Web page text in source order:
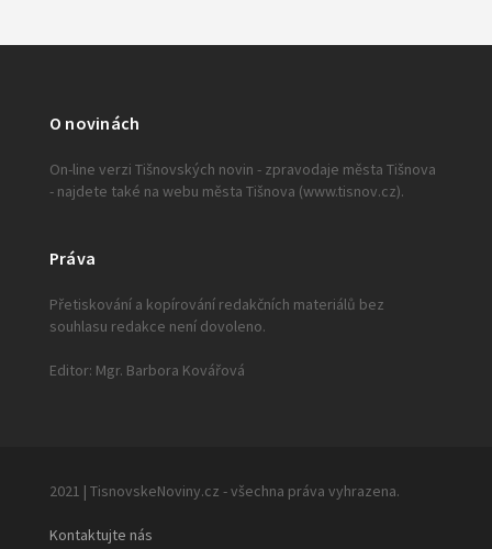
O novinách
On-line verzi Tišnovských novin - zpravodaje města Tišnova
- najdete také na webu města Tišnova (www.tisnov.cz).
Práva
Přetiskování a kopírování redakčních materiálů bez
souhlasu redakce není dovoleno.
Editor: Mgr. Barbora Kovářová
2021 | TisnovskeNoviny.cz - všechna práva vyhrazena.
Kontaktujte nás